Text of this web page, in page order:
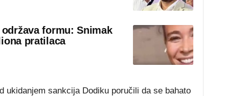
formu: Snimak
pratilaca
ukidanjem sankcija Dodiku poručili da se bahato